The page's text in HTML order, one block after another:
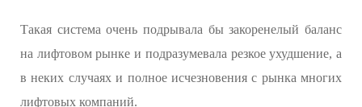
Такая система очень подрывала бы закоренелый баланс
на лифтовом рынке и подразумевала резкое ухудшение, а
в неких случаях и полное исчезновения с рынка многих
лифтовых компаний.